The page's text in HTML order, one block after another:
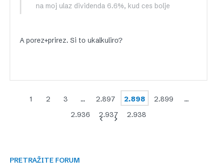
na moj ulaz dividenda 6.6%, kud ces bolje
A porez+prirez. Si to ukalkuliro?
1 2 3 … 2.897 2.898 2.899
…
2.936
2.937 2.938
PRETRAŽITE FORUM